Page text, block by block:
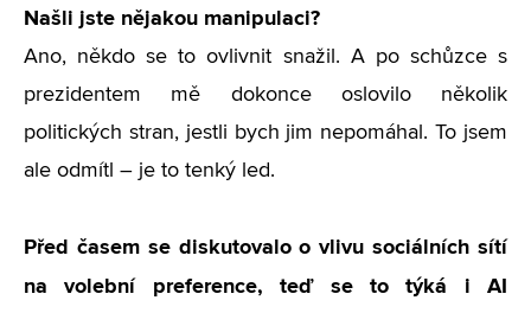
Našli jste nějakou manipulaci?
Ano, někdo se to ovlivnit snažil. A po schůzce s
prezidentem mě dokonce oslovilo několik
politických stran, jestli bych jim nepomáhal. To jsem
ale odmítl – je to tenký led.
Před časem se diskutovalo o vlivu sociálních sítí
na volební preference, teď se to týká i AI